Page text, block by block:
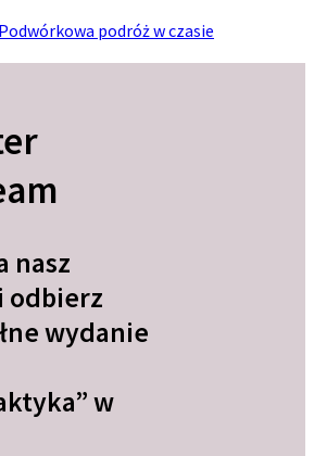
podróż w czasie
nasz
odbierz
wydanie
w